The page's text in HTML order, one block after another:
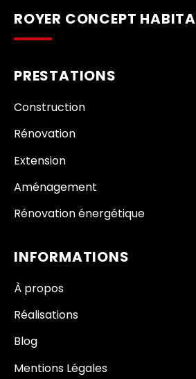
ROYER CONCEPT
PRESTATIONS
Construction
Rénovation
Extension
Aménagement
Rénovation énergétique
INFORMATIONS
À propos
Réalisations
Blog
Mentions Légales